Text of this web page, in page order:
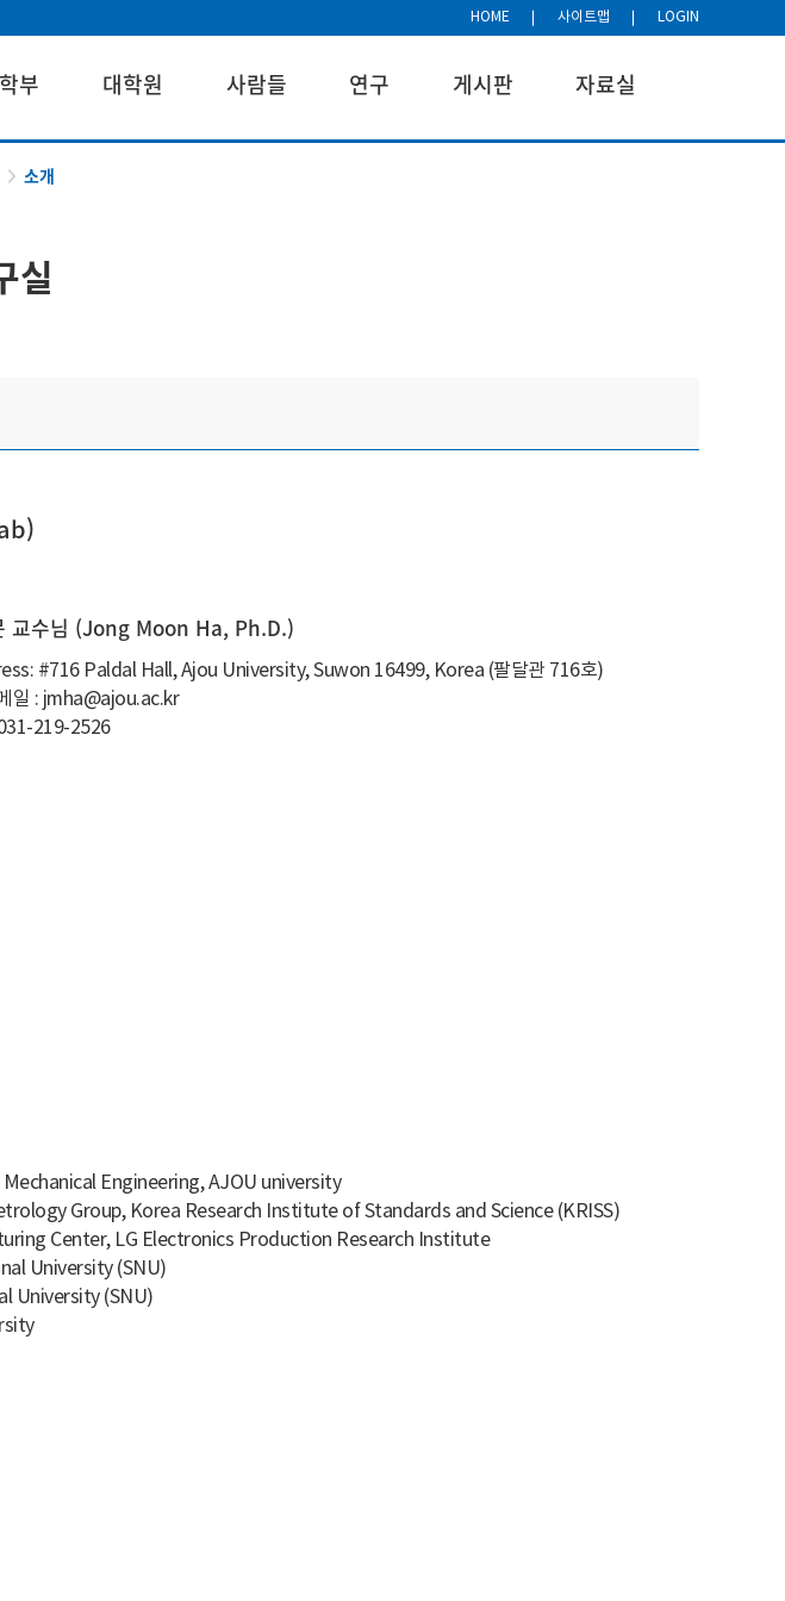
HOME 사이트맵 LOGIN
부 대학원 사람들 연구 게시판 자료실
소개
실
교수님 (Jong Moon Ha, Ph.D.)
#716 Paldal Hall, Ajou University, Suwon 16499, Korea (팔달관 716호)
일 : jmha@ajou.ac.kr
219-2526
Engineering, AJOU university
Group, Korea Research Institute of Standards and Science (KRISS)
Center, LG Electronics Production Research Institute
University (SNU)
University (SNU)